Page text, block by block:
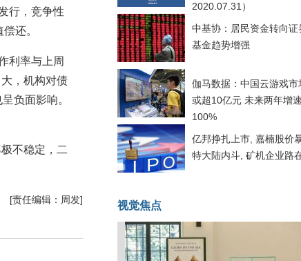
行，竞争性
还。
利率与上周
，机构对债
负面影响。
不稳定，二
[责任编辑：周发]
2020.07.31）
中基协：居民资金转向证
基金趋势增强
伽马数据：中国云游戏市
或超10亿元 未来两年增
100%
亿邦挣扎上市, 嘉楠股价
特大陆内斗, 矿机企业路
视觉焦点